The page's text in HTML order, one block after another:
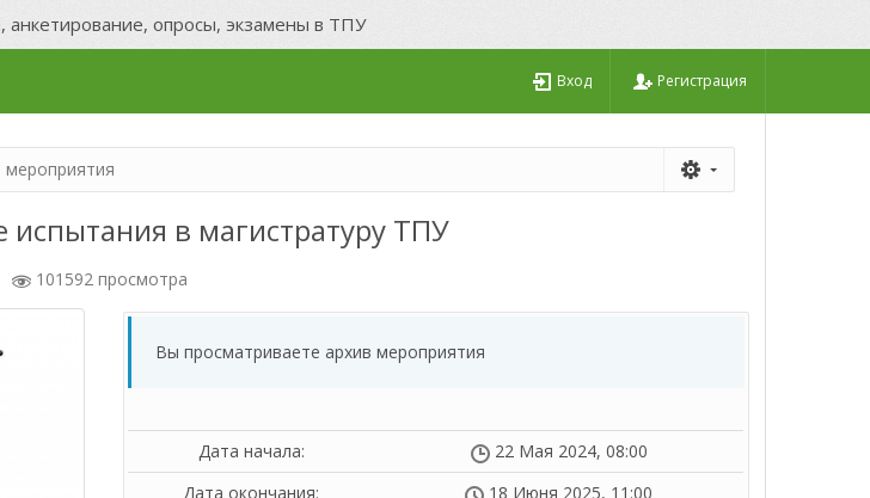
анкетирование, опросы, экзамены в ТПУ
Вход Регистрация
мероприятия
испытания в магистратуру ТПУ
101592 просмотра
Вы просматриваете архив мероприятия
Дата начала:
22 Мая 2024, 08:00
Дата окончания:
18 Июня 2025, 11:00